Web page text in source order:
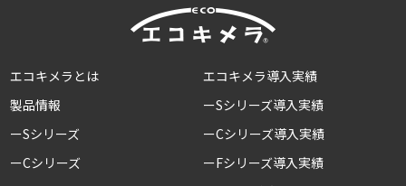
エコキメラとは
製品情報
ーSシリーズ
ーCシリーズ
エコキメラ導入実績
ーSシリーズ導入実績
ーCシリーズ導入実績
ーFシリーズ導入実績